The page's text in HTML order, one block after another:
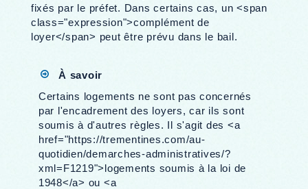
fixés par le préfet. Dans certains cas, un <span
class="expression">complément de
loyer</span> peut être prévu dans le bail.
À savoir
Certains logements ne sont pas concernés
par l'encadrement des loyers, car ils sont
soumis à d'autres règles. Il s'agit des <a
href="https://trementines.com/au-
quotidien/demarches-administratives/?
xml=F1219">logements soumis à la loi de
1948</a> ou <a